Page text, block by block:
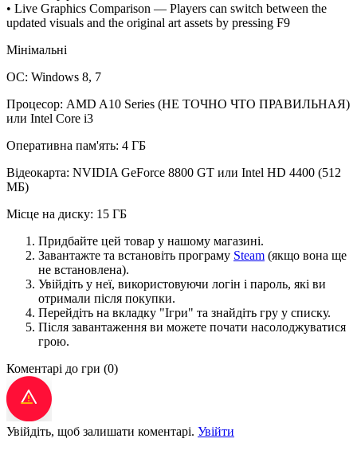
• Live Graphics Comparison — Players can switch between the
updated visuals and the original art assets by pressing F9
Мінімальні
ОС: Windows 8, 7
Процесор: AMD A10 Series (НЕ ТОЧНО ЧТО ПРАВИЛЬНАЯ)
или Intel Core i3
Оперативна пам'ять: 4 ГБ
Відеокарта: NVIDIA GeForce 8800 GT или Intel HD 4400 (512
МБ)
Місце на диску: 15 ГБ
Придбайте цей товар у нашому магазині.
Завантажте та встановіть програму Steam (якщо вона ще
не встановлена).
Увійдіть у неї, використовуючи логін і пароль, які ви
отримали після покупки.
Перейдіть на вкладку "Ігри" та знайдіть гру у списку.
Після завантаження ви можете почати насолоджуватися
грою.
Коментарі до гри (0)
Увійдіть, щоб залишати коментарі. Увійти